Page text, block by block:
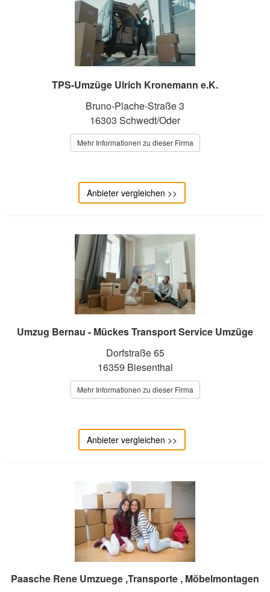
TPS-Umzüge Ulrich Kronemann e.K.
Bruno-Plache-Straße 3
16303 Schwedt/Oder
Mehr Informationen zu dieser Firma
Anbieter vergleichen >>
Umzug Bernau - Mückes Transport Service Umzüge
Dorfstraße 65
16359 Biesenthal
Mehr Informationen zu dieser Firma
Anbieter vergleichen >>
Paasche Rene Umzuege ,Transporte , Möbelmontagen